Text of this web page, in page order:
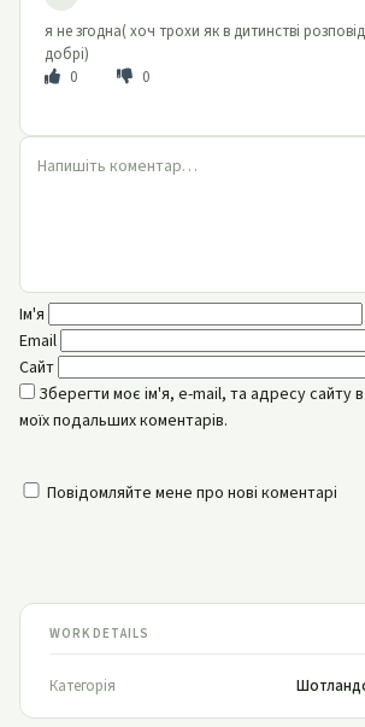
я не згодна( хоч трохи як в дитинстві
добрі)
0
0
Ім'я
Email
Сайт
Зберегти моє ім'я, e-mail, та адресу сайту
моїх подальших коментарів.
Повідомляйте мене про нові коментарі
WORK DETAILS
Категорія